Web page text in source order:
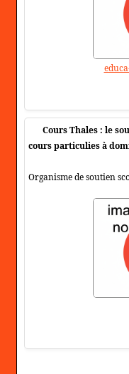
Cours Thales : le
cours particulies à
Organisme de soutien